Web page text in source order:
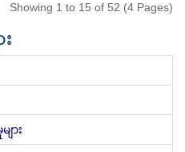
Showing 1 to 15 of 52 (4 Pages)
ား